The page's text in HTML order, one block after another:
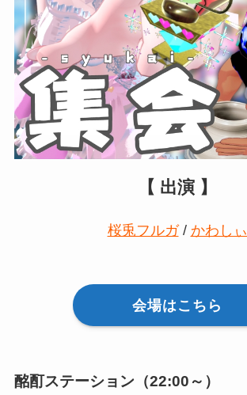
【 出演 】
桜兎フルガ/ かわしぃ
会場はこちら
酩酊ステーション（22:00～）